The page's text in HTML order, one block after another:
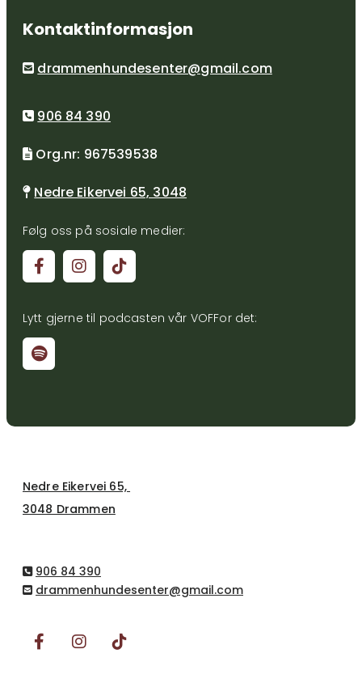
Kontaktinformasjon
 drammenhundesenter@gmail.com
 906 84 390
 Org.nr: 967539538
 Nedre Eikervei 65, 3048
Følg oss på sosiale medier:
Lytt gjerne til podcasten vår VOFFor det:
Nedre Eikervei 65,
3048 Drammen
 906 84 390
 drammenhundesenter@gmail.com